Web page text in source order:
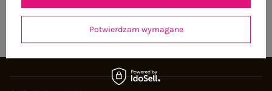
ZAPISZ SIĘ
Potwierdzam wymagane